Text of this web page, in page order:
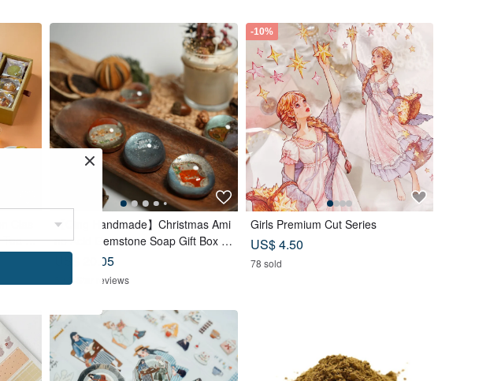
Clas
B
x 12
【Qing Handmade】Christmas Ami
no Acid Gemstone Soap Gift Box |
Christmas | Gift Exchange
US$ 20.05
50 5-Star reviews
-10%
Girls Premium Cut Series
US$ 4.50
78 sold